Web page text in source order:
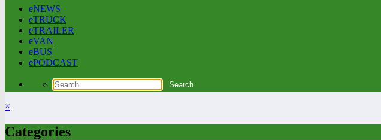
eNEWS
eTRUCK
eTRAILER
eVAN
eBUS
ePODCAST
×
Categories